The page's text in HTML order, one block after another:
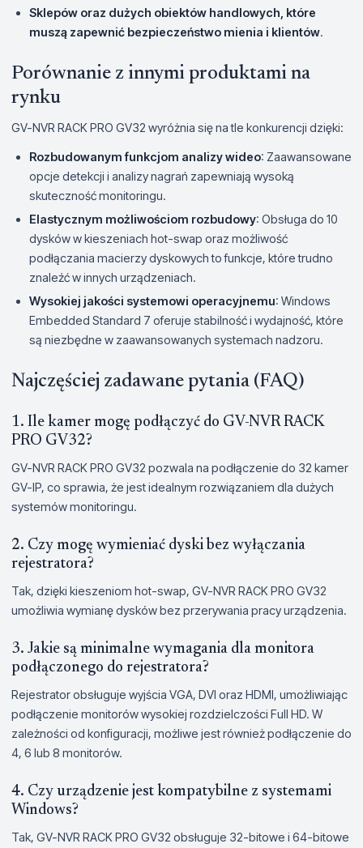
Sklepów oraz dużych obiektów handlowych, które
muszą zapewnić bezpieczeństwo mienia i klientów.
Porównanie z innymi produktami na
rynku
GV-NVR RACK PRO GV32 wyróżnia się na tle konkurencji dzięki:
Rozbudowanym funkcjom analizy wideo: Zaawansowane
opcje detekcji i analizy nagrań zapewniają wysoką
skuteczność monitoringu.
Elastycznym możliwościom rozbudowy: Obsługa do 10
dysków w kieszeniach hot-swap oraz możliwość
podłączania macierzy dyskowych to funkcje, które trudno
znaleźć w innych urządzeniach.
Wysokiej jakości systemowi operacyjnemu: Windows
Embedded Standard 7 oferuje stabilność i wydajność, które
są niezbędne w zaawansowanych systemach nadzoru.
Najczęściej zadawane pytania (FAQ)
1. Ile kamer mogę podłączyć do GV-NVR RACK
PRO GV32?
GV-NVR RACK PRO GV32 pozwala na podłączenie do 32 kamer
GV-IP, co sprawia, że jest idealnym rozwiązaniem dla dużych
systemów monitoringu.
2. Czy mogę wymieniać dyski bez wyłączania
rejestratora?
Tak, dzięki kieszeniom hot-swap, GV-NVR RACK PRO GV32
umożliwia wymianę dysków bez przerywania pracy urządzenia.
3. Jakie są minimalne wymagania dla monitora
podłączonego do rejestratora?
Rejestrator obsługuje wyjścia VGA, DVI oraz HDMI, umożliwiając
podłączenie monitorów wysokiej rozdzielczości Full HD. W
zależności od konfiguracji, możliwe jest również podłączenie do
4, 6 lub 8 monitorów.
4. Czy urządzenie jest kompatybilne z systemami
Windows?
Tak, GV-NVR RACK PRO GV32 obsługuje 32-bitowe i 64-bitowe